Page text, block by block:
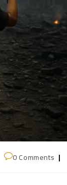
0 Comments